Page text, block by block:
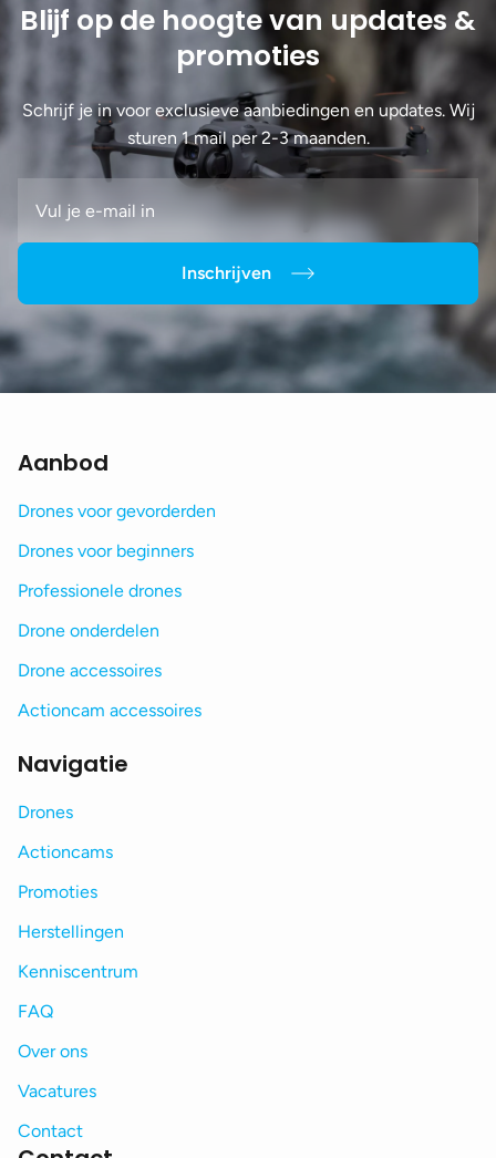
Blijf op de hoogte van updates &
promoties
Schrijf je in voor exclusieve aanbiedingen en updates. Wij
sturen 1 mail per 2-3 maanden.
Inschrijven
Aanbod
Drones voor gevorderden
Drones voor beginners
Professionele drones
Drone onderdelen
Drone accessoires
Actioncam accessoires
Navigatie
Drones
Actioncams
Promoties
Herstellingen
Kenniscentrum
FAQ
Over ons
Vacatures
Contact